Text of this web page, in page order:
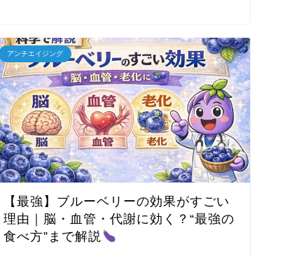
アンチエイジング
【最強】ブルーベリーの効果がすごい
理由｜脳・血管・代謝に効く？“最強の
食べ方”まで解説